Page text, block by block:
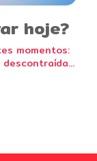
hoje?
momentos: